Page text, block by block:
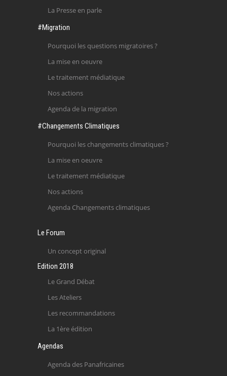
La Presse en parle
#Migration
Pourquoi les questions migratoires ?
La mise en oeuvre
Le traitement médiatique
Nos actions
Agenda de la migration
#Changements Climatiques
Pourquoi les changements climatiques ?
La mise en oeuvre
Le traitement médiatique
Nos actions
Agenda Changements climatiques
Le Forum
Un concept original
Edition 2018
Le Grand Débat
Les Ateliers
Les recommandations
La 1ère édition
Agendas
Agenda des Panafricaines